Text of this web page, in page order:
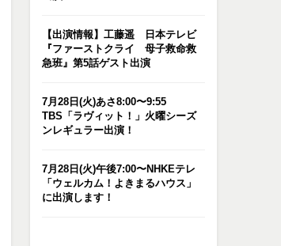
【出演情報】工藤遥 日本テレビ
『ファーストクライ 母子救命救
急班』第5話ゲスト出演
7月28日(火)あさ8:00〜9:55
TBS「ラヴィット！」火曜シーズ
ンレギュラー出演！
7月28日(火)午後7:00〜NHKEテレ
「ウェルカム！よきまるハウス」
に出演します！